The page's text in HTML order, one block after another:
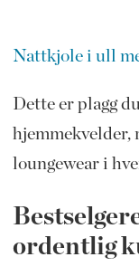
Nattkjole i ull
Dette er plagg
hjemmekvelder,
loungewear i
ordentlig